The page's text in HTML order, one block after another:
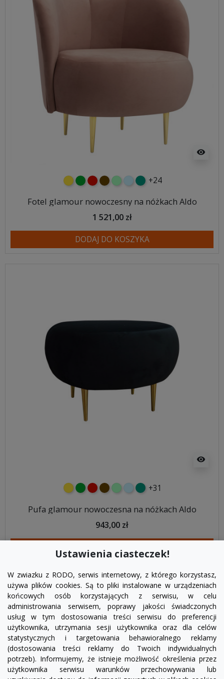
visibility
żółtyzielonyczerwony
czekoladowy
miętowybłękitny
turkusowy
+24
Fotel glamour nowoczesny na nóżkach Aldo
1 521,00 zł
DODAJ DO KOSZYKA
visibility
żółtyzielonyczerwony
czekoladowy
miętowybłękitny
turkusowy
+31
Pufa glamour nowoczesna na nóżkach Aldo
943,00 zł
FacebookYouTubePinterest
Ustawienia ciasteczek!
W zwiazku z RODO, serwis internetowy, z którego korzystasz,
używa plików cookies. Są to pliki instalowane w urządzeniach
końcowych osób korzystających z serwisu, w celu
administrowania serwisem, poprawy jakości świadczonych
usług w tym dostosowania treści serwisu do preferencji
użytkownika, utrzymania sesji użytkownika oraz dla celów
statystycznych i targetowania behawioralnego reklamy
(dostosowania treści reklamy do Twoich indywidualnych
potrzeb). Informujemy, że istnieje możliwość określenia przez
użytkownika serwisu warunków przechowywania lub